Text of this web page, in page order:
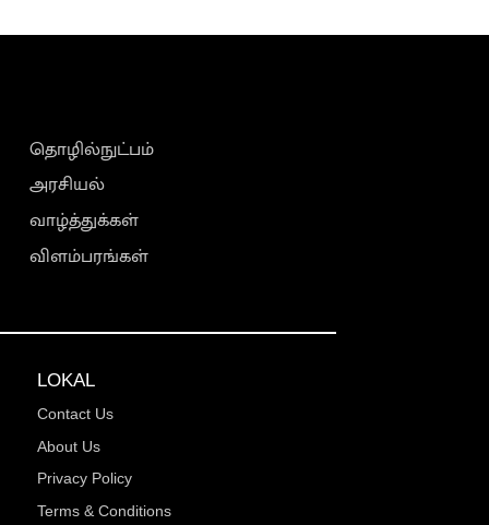
தொழில்நுட்பம்
அரசியல்
வாழ்த்துக்கள்
விளம்பரங்கள்
LOKAL
Contact Us
About Us
Privacy Policy
Terms & Conditions